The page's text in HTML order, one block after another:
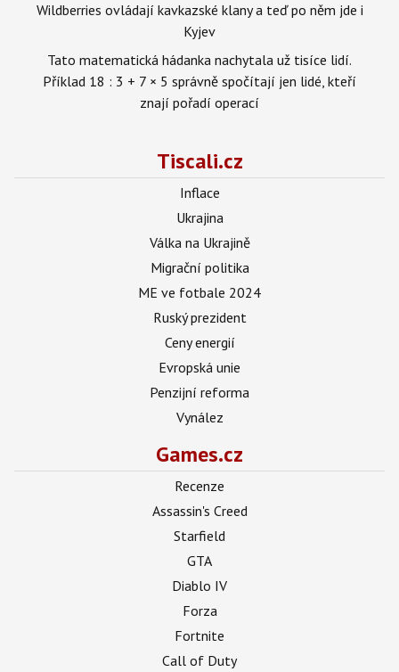
Wildberries ovládají kavkazské klany a teď po něm jde i
Kyjev
Tato matematická hádanka nachytala už tisíce lidí.
Příklad 18 : 3 + 7 × 5 správně spočítají jen lidé, kteří
znají pořadí operací
Tiscali.cz
Inflace
Ukrajina
Válka na Ukrajině
Migrační politika
ME ve fotbale 2024
Ruský prezident
Ceny energií
Evropská unie
Penzijní reforma
Vynález
Games.cz
Recenze
Assassin's Creed
Starfield
GTA
Diablo IV
Forza
Fortnite
Call of Duty